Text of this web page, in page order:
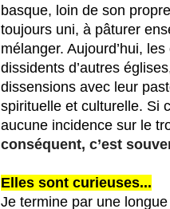
basque, loin de son
toujours uni, à pâturer
mélanger. Aujourd’hui,
dissidents d’autres
dissensions avec leur
spirituelle et culturelle. Si
aucune incidence sur le
conséquent, c’est
Elles sont curieuses...
Je termine par une